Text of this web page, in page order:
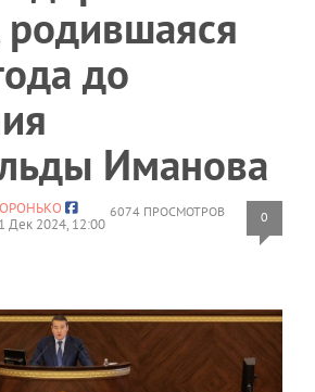
родившаяся
до
Иманова
6074 ПРОСМОТРОВ 0
Дек 2024, 12:00